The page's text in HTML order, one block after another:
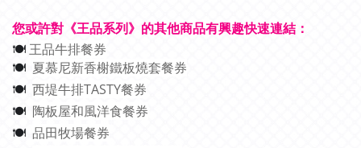
您或許對《王品系列》的其他商品有興趣快速連結：
🍽 王品牛排餐券
🍽 夏慕尼新香榭鐵板燒套餐券
🍽 西堤牛排TASTY餐券
🍽 陶板屋和風洋食餐券
🍽 品田牧場餐券